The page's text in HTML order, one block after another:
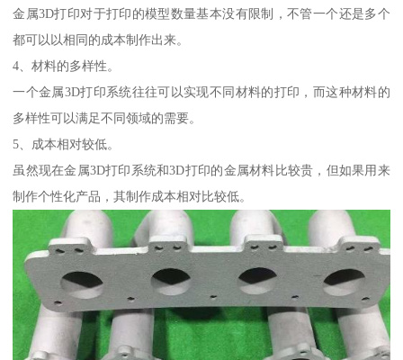
金属3D打印对于打印的模型数量基本没有限制，不管一个还是多个
都可以以相同的成本制作出来。
4、材料的多样性。
一个金属3D打印系统往往可以实现不同材料的打印，而这种材料的
多样性可以满足不同领域的需要。
5、成本相对较低。
虽然现在金属3D打印系统和3D打印的金属材料比较贵，但如果用来
制作个性化产品，其制作成本相对比较低。